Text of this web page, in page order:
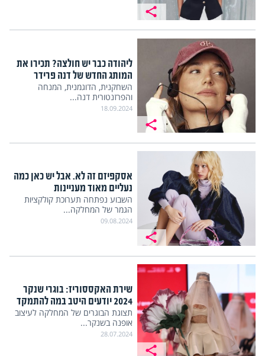
ליהודה כבר יש חולצה? תכירו את
המותג החדש של דנה פרידר
השחקנית, הדוגמנית, המנחה
והפרזנטורית דנה...
18.09.2024
אסקפיזם זה לא. אבל יש כאן כמה
נעליים מאוד מעניינות
השבוע נפתחה תערוכת קולקציות
הגמר של המחלקה...
09.08.2024
שירת האקססוריז: בוגרי שנקר
2024 יודעים היטב במה להתמקד
תצוגת הבוגרים של המחלקה לעיצוב
אופנה בשנקר...
28.07.2024